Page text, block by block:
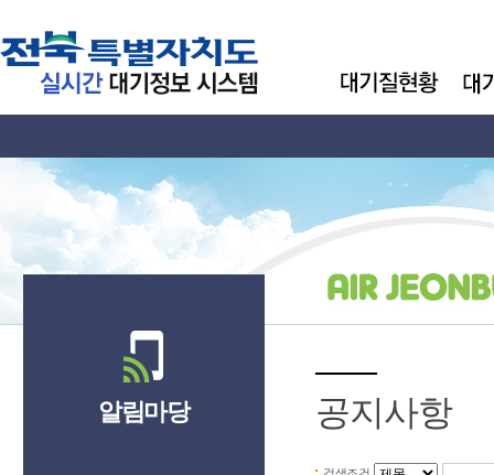
알림마당 공지사항